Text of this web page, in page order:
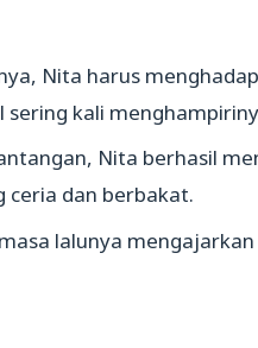
Nita harus
kali
Nita berhasil
ceria dan berbakat.
lalunya